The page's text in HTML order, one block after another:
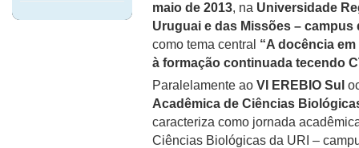
maio de 2013, na Universidade
Uruguai e das Missões – campus
como tema central “A docência
à formação continuada tecendo
Paralelamente ao VI EREBIO Sul
Acadêmica de Ciências
caracteriza como jornada
Ciências Biológicas da URI –